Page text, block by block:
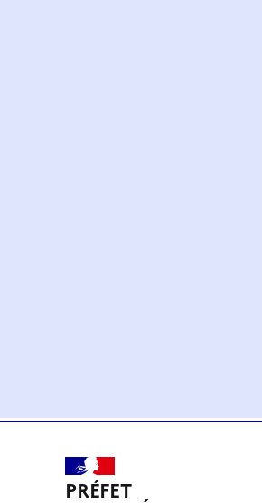
PRÉFET